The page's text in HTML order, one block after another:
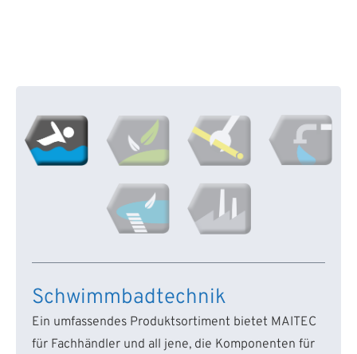
Schwimmbadtechnik
Ein umfassendes Produktsortiment bietet MAITEC
für Fachhändler und all jene, die Komponenten für